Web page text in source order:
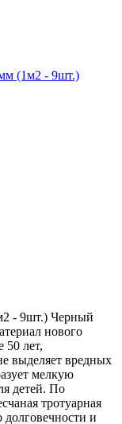
(1м2 - 9шт.)
- 9шт.) Черный
нового
50 лет,
выделяет вредных
мелкую
детей. По
тротуарная
и